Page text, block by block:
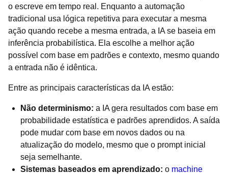
o escreve em tempo real. Enquanto a automação
tradicional usa lógica repetitiva para executar a mesma
ação quando recebe a mesma entrada, a IA se baseia em
inferência probabilística. Ela escolhe a melhor ação
possível com base em padrões e contexto, mesmo quando
a entrada não é idêntica.
Entre as principais características da IA estão:
Não determinismo: a IA gera resultados com base em
probabilidade estatística e padrões aprendidos. A saída
pode mudar com base em novos dados ou na
atualização do modelo, mesmo que o prompt inicial
seja semelhante.
Sistemas baseados em aprendizado: o machine